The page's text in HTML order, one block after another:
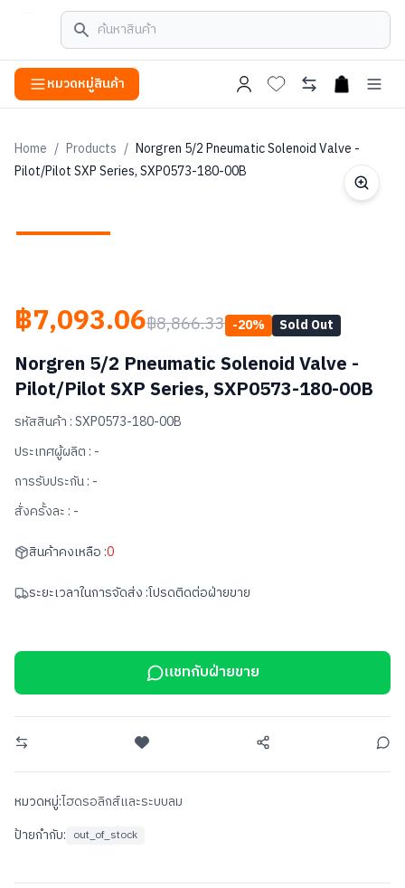
หมวดหมู่สินค้า open cart
Home / Products / Norgren 5/2 Pneumatic Solenoid Valve -
Pilot/Pilot SXP Series, SXP0573-180-00B
฿7,093.06฿8,866.33 -20% Sold Out
Norgren 5/2 Pneumatic Solenoid Valve -
Pilot/Pilot SXP Series, SXP0573-180-00B
รหัสสินค้า :SXP0573-180-00B
ประเทศผู้ผลิต : -
การรับประกัน : -
สั่งครั้งละ : -
สินค้าคงเหลือ :0
ระยะเวลาในการจัดส่ง :โปรดติดต่อฝ่ายขาย
แชทกับฝ่ายขาย
หมวดหมู่:ไฮดรอลิกส์และระบบลม
ป้ายกำกับ: out_of_stock